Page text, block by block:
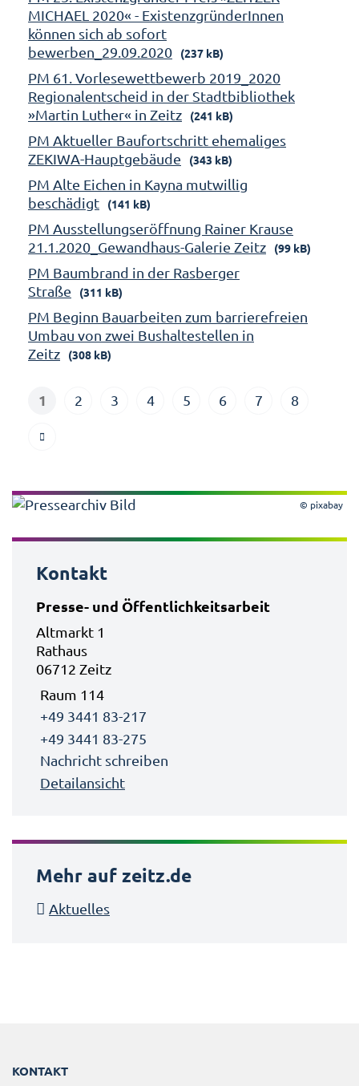
MICHAEL 2020« - ExistenzgründerInnen
können sich ab sofort
bewerben_29.09.2020
(237 kB)
PM 61. Vorlesewettbewerb 2019_2020
Regionalentscheid in der Stadtbibliothek
»Martin Luther« in Zeitz
(241 kB)
PM Aktueller Baufortschritt ehemaliges
ZEKIWA-Hauptgebäude
(343 kB)
PM Alte Eichen in Kayna mutwillig
beschädigt
(141 kB)
PM Ausstellungseröffnung Rainer Krause
21.1.2020_Gewandhaus-Galerie Zeitz
(99 kB)
PM Baumbrand in der Rasberger
Straße
(311 kB)
PM Beginn Bauarbeiten zum barrierefreien
Umbau von zwei Bushaltestellen in
Zeitz
(308 kB)
1 2 3 4 5 6 7 8
© pixabay
Kontakt
Presse- und Öffentlichkeitsarbeit
Altmarkt 1
Rathaus
06712 Zeitz
Raum 114
+49 3441 83-217
+49 3441 83-275
Nachricht schreiben
Detailansicht
Mehr auf zeitz.de
Aktuelles
KONTAKT